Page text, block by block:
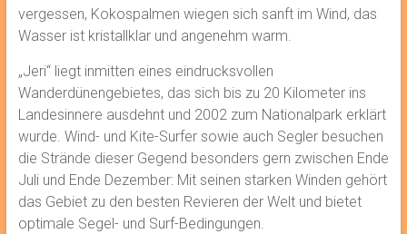
vergessen, Kokospalmen wiegen sich sanft im Wind, das
Wasser ist kristallklar und angenehm warm.
„Jeri“ liegt inmitten eines eindrucksvollen
Wanderdünengebietes, das sich bis zu 20 Kilometer ins
Landesinnere ausdehnt und 2002 zum Nationalpark erklärt
wurde. Wind- und Kite-Surfer sowie auch Segler besuchen
die Strände dieser Gegend besonders gern zwischen Ende
Juli und Ende Dezember: Mit seinen starken Winden gehört
das Gebiet zu den besten Revieren der Welt und bietet
optimale Segel- und Surf-Bedingungen.